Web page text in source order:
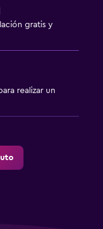
gratis y
realizar un